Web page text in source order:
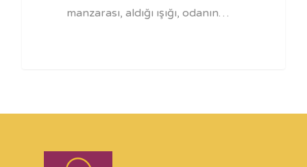
manzarası, aldığı ışığı, odanın…